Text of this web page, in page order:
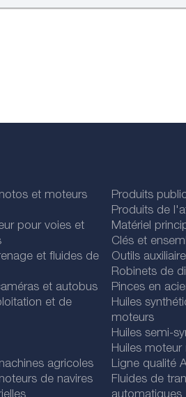
et moteurs
pour voies et
et fluides de
et autobus
et de
agricoles
de navires
Produits
Produits de
Matériel
Clés et
Outils
Robinets de
Pinces en
Huiles
moteurs
Huiles semi-
Huiles moteur
Ligne qualité
Fluides de